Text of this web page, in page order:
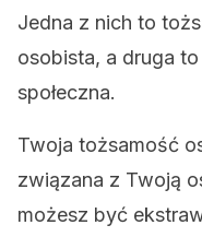
Jedna z nich to
osobista, a druga
społeczna.
Twoja tożsamość
związana z Twoją
możesz być